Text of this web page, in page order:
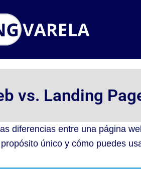
vs. Landing
diferencias entre una página
único y cómo puedes